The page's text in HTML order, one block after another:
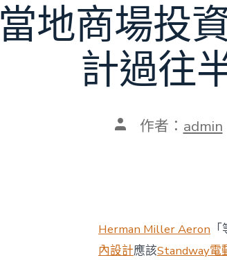
當地商場投
計過往
文 作者： admin
Herman Miller Aeron
內設計應該Standway電